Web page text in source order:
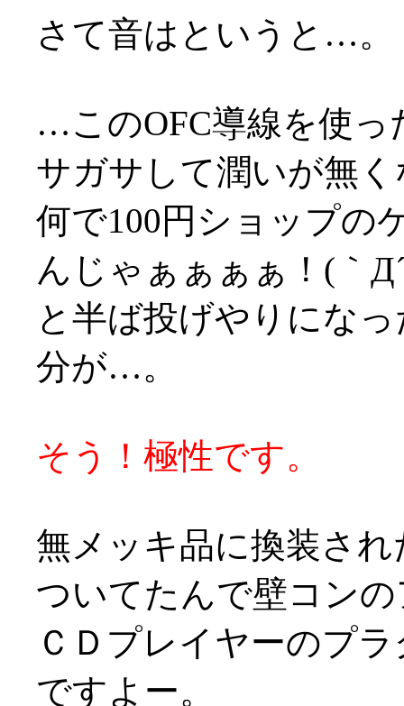
さて音はというと…。
…このOFC導線を使っ
サガサして潤いが無
何で100円ショップの
んじゃぁぁぁぁ！(｀
と半ば投げやりにな
分が…。
そう！極性です。
無メッキ品に換装さ
ついてたんで壁コン
ＣＤプレイヤーのプ
ですよー。